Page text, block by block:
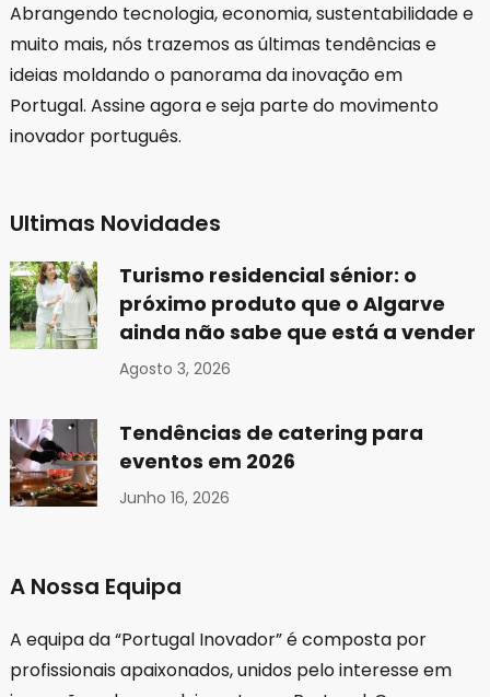
Abrangendo tecnologia, economia, sustentabilidade e
muito mais, nós trazemos as últimas tendências e
ideias moldando o panorama da inovação em
Portugal. Assine agora e seja parte do movimento
inovador português.
Ultimas Novidades
Turismo residencial sénior: o
próximo produto que o Algarve
ainda não sabe que está a vender
Agosto 3, 2026
Tendências de catering para
eventos em 2026
Junho 16, 2026
A Nossa Equipa
A equipa da “Portugal Inovador” é composta por
profissionais apaixonados, unidos pelo interesse em